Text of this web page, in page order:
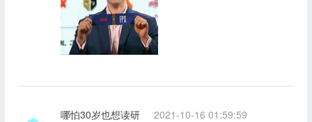
哪怕30岁也想读研
2021-10-16 01:59:59